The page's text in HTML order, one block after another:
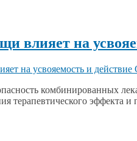
влияет на
комбинированных
терапевтического эффекта